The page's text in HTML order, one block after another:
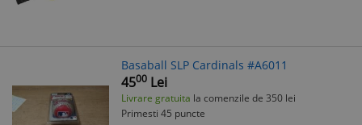
Basaball SLP Cardinals #A6011
4500 Lei
Livrare gratuita la comenzile de 350 lei
Primesti 45 puncte